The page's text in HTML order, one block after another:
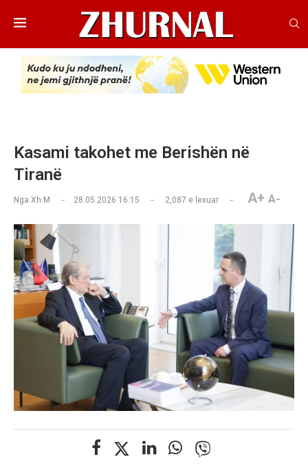
Kasami takohet me Berishën në
Tiranë
Nga Xh M 28.05.2026 16:15 2,087 e lexuar A+ A-